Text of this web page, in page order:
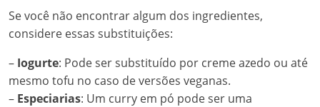
Se você não encontrar algum dos ingredientes,
considere essas substituições:
– Iogurte: Pode ser substituído por creme azedo ou até
mesmo tofu no caso de versões veganas.
– Especiarias: Um curry em pó pode ser uma